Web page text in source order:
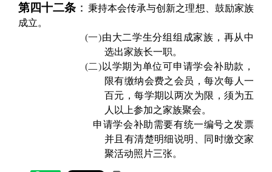
第四十二条 ： 秉持本会传承与创新之理想、鼓励家族
成立。
(一)由大二学生分组组成家族，再从中
选出家族长一职。
(二) 以学期为单位可申请学会补助款，
限有缴纳会费之会员，每次每人一
百元，每学期以两次为限，须为五
人以上参加之家族聚会。
申请学会补助需要有统一编号之发票
并且有清楚明细说明、同时缴交家
聚活动照片三张。